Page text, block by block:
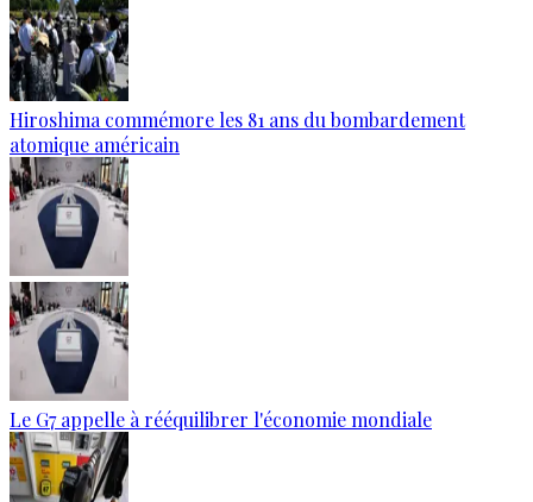
Hiroshima commémore les 81 ans du bombardement
atomique américain
Le G7 appelle à rééquilibrer l'économie mondiale